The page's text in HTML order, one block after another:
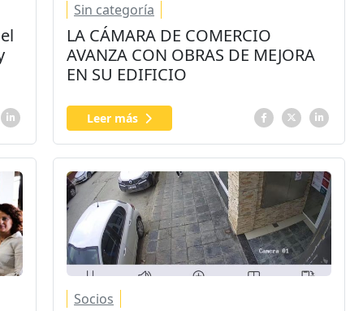
Sin categoría
LA CÁMARA DE COMERCIO
AVANZA CON OBRAS DE MEJORA
EN SU EDIFICIO
Leer más
Socios